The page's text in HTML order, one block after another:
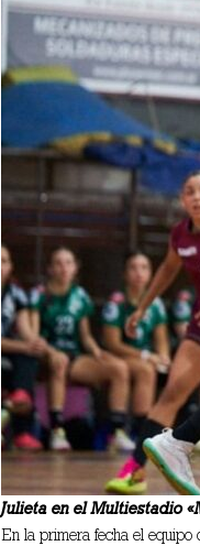
Julieta en el Multiestadio
En la primera fecha el